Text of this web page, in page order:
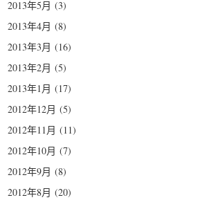
2013年5月 (3)
2013年4月 (8)
2013年3月 (16)
2013年2月 (5)
2013年1月 (17)
2012年12月 (5)
2012年11月 (11)
2012年10月 (7)
2012年9月 (8)
2012年8月 (20)